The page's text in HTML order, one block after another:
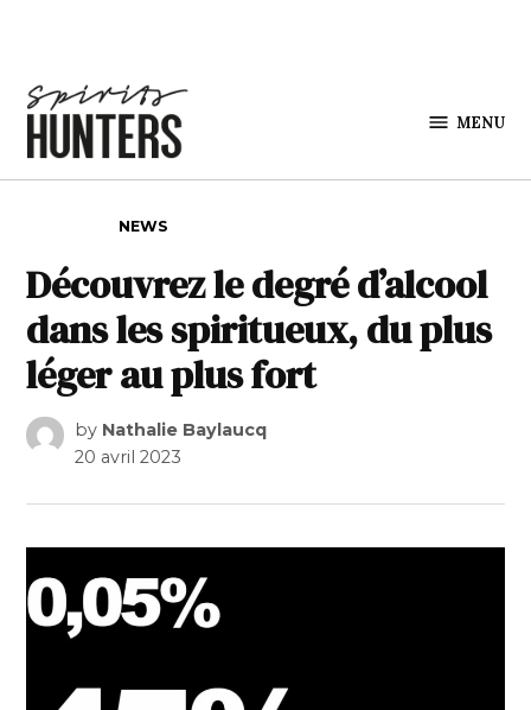
MENU
NEWS
Découvrez le degré d’alcool
dans les spiritueux, du plus
léger au plus fort
by Nathalie Baylaucq
20 avril 2023